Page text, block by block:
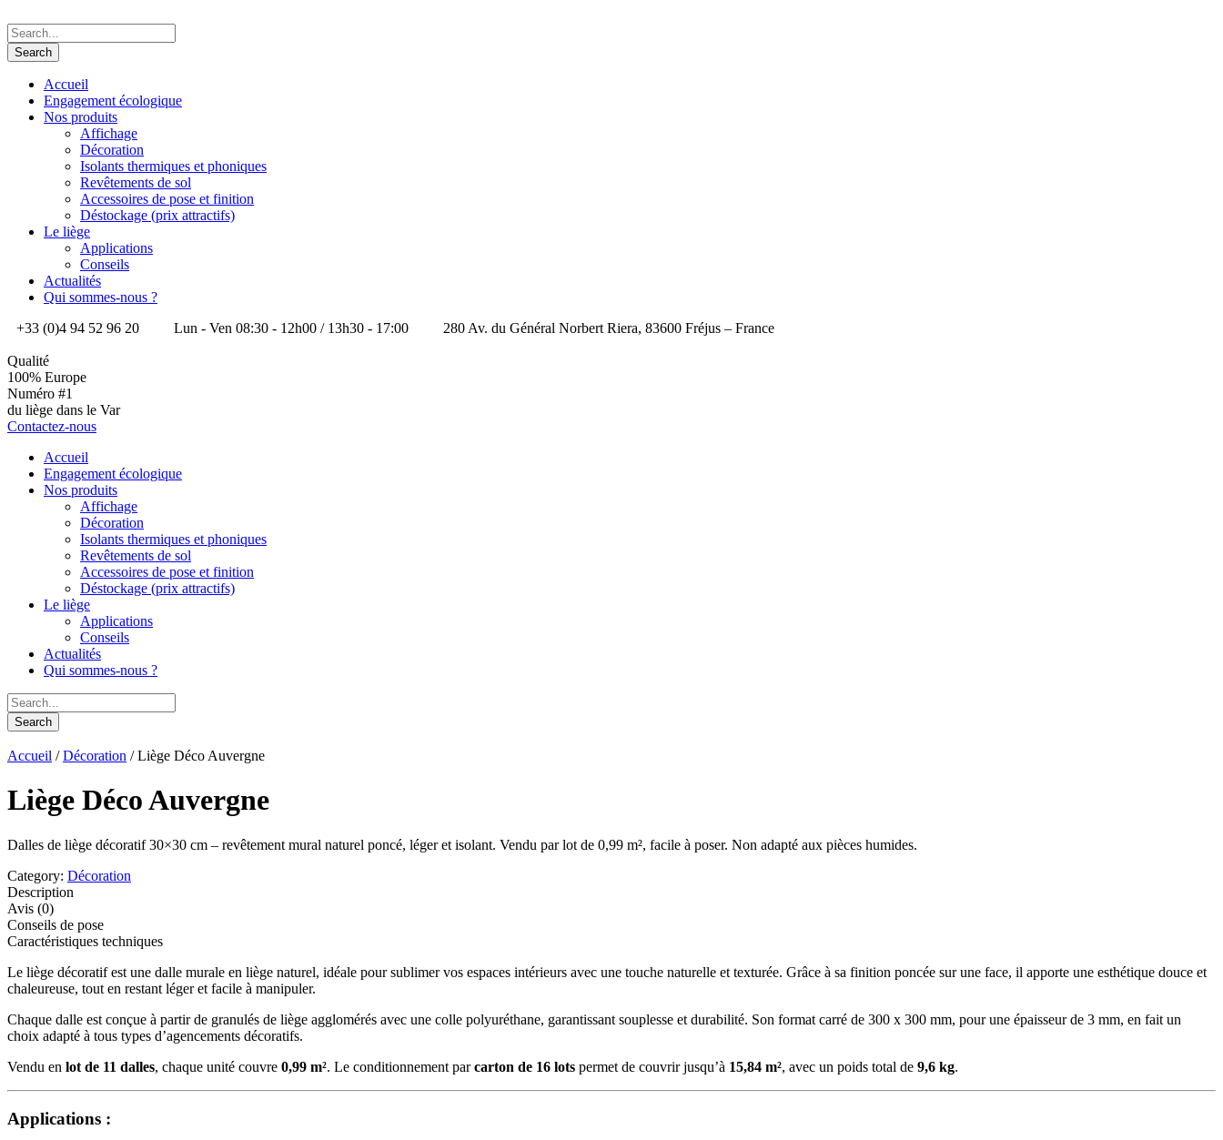
Accueil
Engagement écologique
Nos produits
Affichage
Décoration
Isolants thermiques et phoniques
Revêtements de sol
Accessoires de pose et finition
Déstockage (prix attractifs)
Le liège
Applications
Conseils
Actualités
Qui sommes-nous ?
+33 (0)4 94 52 96 20
Lun - Ven 08:30 - 12h00 / 13h30 - 17:00 280 Av. du Général Norbert Riera, 83600 Fréjus – France
Qualité
100% Europe
Numéro #1
du liège dans le Var
Contactez-nous
Accueil
Engagement écologique
Nos produits
Affichage
Décoration
Isolants thermiques et phoniques
Revêtements de sol
Accessoires de pose et finition
Déstockage (prix attractifs)
Le liège
Applications
Conseils
Actualités
Qui sommes-nous ?
Accueil /Décoration / Liège Déco Auvergne
Liège Déco Auvergne
Dalles de liège décoratif 30×30 cm – revêtement mural naturel poncé, léger et isolant. Vendu par lot de 0,99 m², facile à poser. Non adapté aux pièces humides.
Category: Décoration
Description
Avis (0)
Conseils de pose
Caractéristiques techniques
Le liège décoratif est une dalle murale en liège naturel, idéale pour sublimer vos espaces intérieurs avec une touche naturelle et texturée. Grâce à sa finition poncée sur une face, il apporte une esthétique douce et
chaleureuse, tout en restant léger et facile à manipuler.
Chaque dalle est conçue à partir de granulés de liège agglomérés avec une colle polyuréthane, garantissant souplesse et durabilité. Son format carré de 300 x 300 mm, pour une épaisseur de 3 mm, en fait un
choix adapté à tous types d’agencements décoratifs.
Vendu en lot de 11 dalles, chaque unité couvre 0,99 m². Le conditionnement parcarton de 16 lots permet de couvrir jusqu’à 15,84 m², avec un poids total de 9,6 kg.
Applications :